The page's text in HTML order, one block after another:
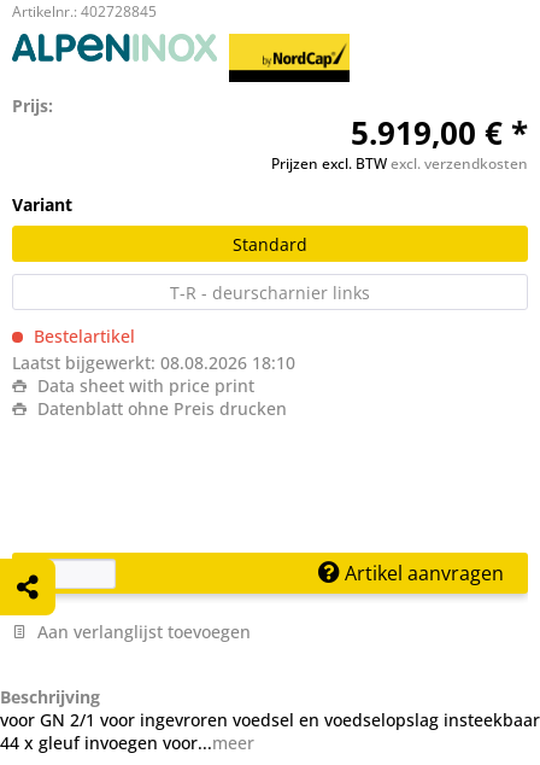
Artikelnr.: 402728845
Prijs:
5.919,00 € *
Prijzen excl. BTWexcl. verzendkosten
Variant
Standard
T-R - deurscharnier links
Bestelartikel
Laatst bijgewerkt: 08.08.2026 18:10
Data sheet with price print
Datenblatt ohne Preis drucken
Artikel aanvragen
Aan verlanglijst toevoegen
Beschrijving
voor GN 2/1 voor ingevroren voedsel en voedselopslag insteekbaar
44 x gleuf invoegen voor...meer